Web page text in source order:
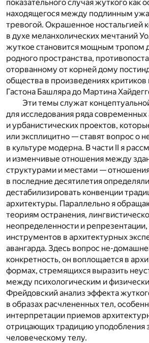
показательного случая жуткого как
находящегося между подлинным
тревогой. Окрашенное ностальгией
в духе меланхолических мечтаний
жуткое становится мощным тропом
родного пространства,
оторванному от корней дому
общества в произведениях
Гастона Башляра до Мартина
Эти темы служат
для исследования ряда
и урбанистических проектов,
или эксплицитно — ставят вопрос о
в культуре модерна. В части II я
и изменчивые отношения между
структурами и местами —
в последние десятилетия
дестабилизировать конвенции
архитектуры. Параллельно я
теориям остранения,
неопределенности и
инструментов в архитектурных
авангарда. Здесь вопрос не-
конкретность, он воплощается в
формах, стремящихся выразить
между психологическим и
Фрейдовский анализ эффекта
в образах расчлененных тел,
интерпретации приемов
отрицающих традицию уподобления
человеческому телу.